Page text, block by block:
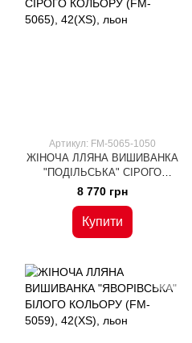
Артикул: FM-5065-1050
ЖІНОЧА ЛЛЯНА ВИШИВАНКА
"ПОДІЛЬСЬКА" СІРОГО
КОЛЬОРУ (FM-5065), 42(XS),
8 770 грн
Купити